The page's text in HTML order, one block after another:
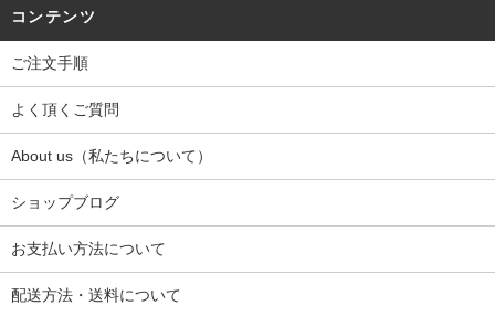
コンテンツ
ご注文手順
よく頂くご質問
About us（私たちについて）
ショップブログ
お支払い方法について
配送方法・送料について